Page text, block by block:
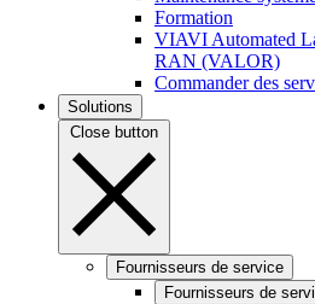
Formation
VIAVI Automated
RAN (VALOR)
Commander des
Solutions
Close button
Fournisseurs de service
Fournisseurs de